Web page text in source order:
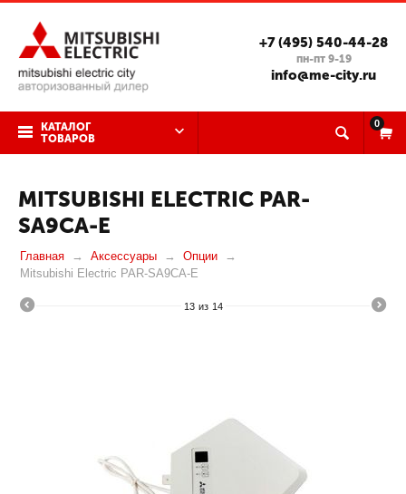
+7 (495) 540-44-28
пн-пт 9-19
info@me-city.ru
КАТАЛОГ
ТОВАРОВ
0
MITSUBISHI ELECTRIC PAR-
SA9CA-E
Главная Аксессуары
Опции
Mitsubishi Electric PAR-SA9CA-E
13 из 14